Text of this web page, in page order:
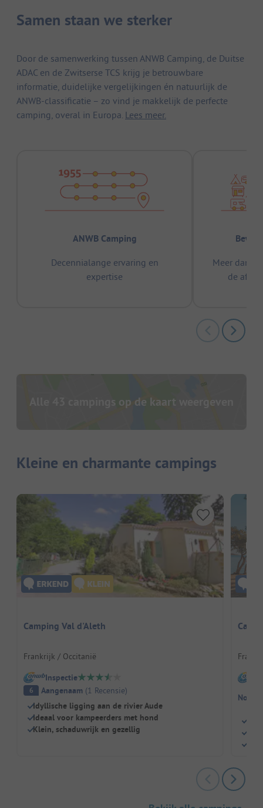
Samen staan we sterker
Door de samenwerking tussen ANWB Camping, de Duitse
ADAC en de Zwitserse TCS krijg je betrouwbare
informatie, duidelijke vergelijkingen én natuurlijk de
ANWB-classificatie – zo vind je makkelijk de perfecte
camping, overal in Europa. Lees meer.
ANWB Camping
Decennialange ervaring en
expertise
Meer dan
de
Alle 43 campings op de kaart weergeven
Kleine en charmante campings
Camping Val d'Aleth
Frankrijk / Occitanië
Inspectie
6 Aangenaam (1 Recensie)
Idyllische ligging aan de rivier Aude
Ideaal voor kampeerders met hond
Klein, schaduwrijk en gezellig
Nog